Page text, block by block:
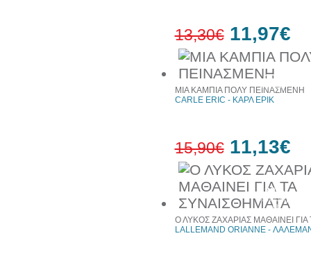
10%
έκπτωση
13,30€ 11,97€
30%
έκπτωση
web
ΜΙΑ ΚΑΜΠΙΑ ΠΟΛΥ ΠΕΙΝΑΣΜΕΝΗ
CARLE ERIC - ΚΑΡΛ ΕΡΙΚ
15,90€ 11,13€
Ο ΛΥΚΟΣ ΖΑΧΑΡΙΑΣ ΜΑΘΑΙΝΕΙ
LALLEMAND ORIANNE -